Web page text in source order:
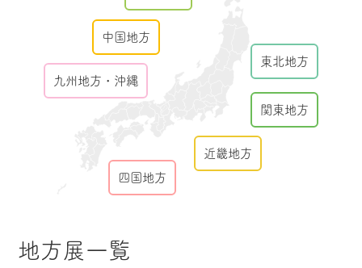
東北地方
関東地方
近畿地方
中国地方
四国地方
九州地方・沖縄
地方展一覧